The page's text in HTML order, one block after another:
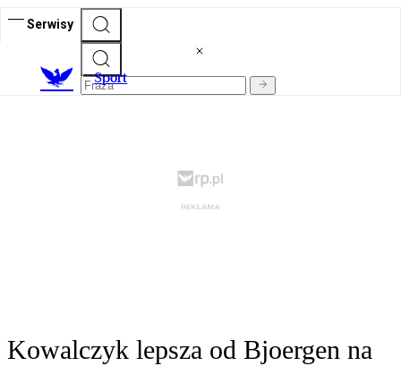
Serwisy
Sport
Kowalczyk lepsza od Bjoergen na